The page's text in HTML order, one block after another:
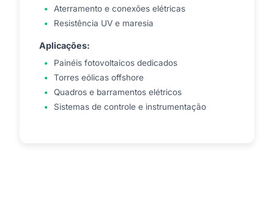
Aterramento e conexões elétricas
Resistência UV e maresia
Aplicações:
Painéis fotovoltaicos dedicados
Torres eólicas offshore
Quadros e barramentos elétricos
Sistemas de controle e instrumentação